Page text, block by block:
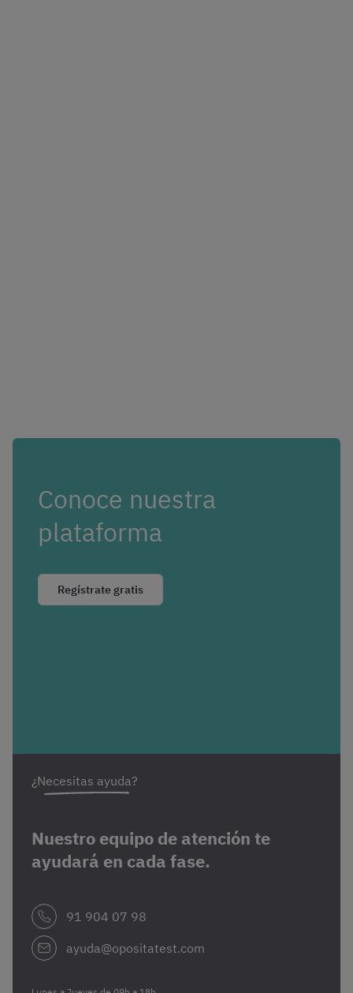
Conoce nuestra
plataforma
Regístrate gratis
¿Necesitas ayuda?
Nuestro equipo de atención te
ayudará en cada fase.
91 904 07 98
ayuda@opositatest.com